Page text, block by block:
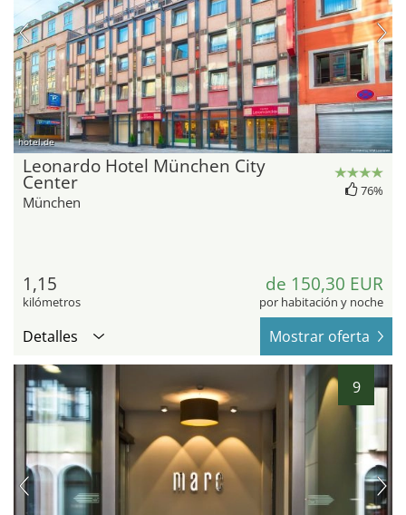
hotel.de
Leonardo Hotel München City
Center
München
76%
1,15
kilómetros
de 150,30 EUR
por habitación y noche
Detalles Mostrar oferta
9